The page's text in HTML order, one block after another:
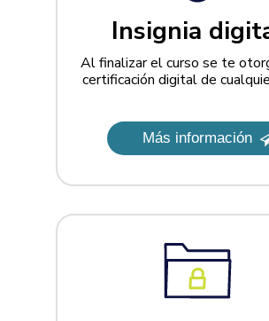
Más información
Al finalizar el curso se te
certificación digital de
Insignia